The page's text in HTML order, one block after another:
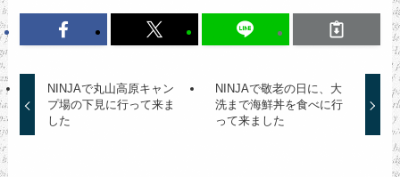
NINJAで丸山高原キャン
プ場の下見に行って来ま
した
NINJAで敬老の日に、大
洗まで海鮮丼を食べに行
って来ました